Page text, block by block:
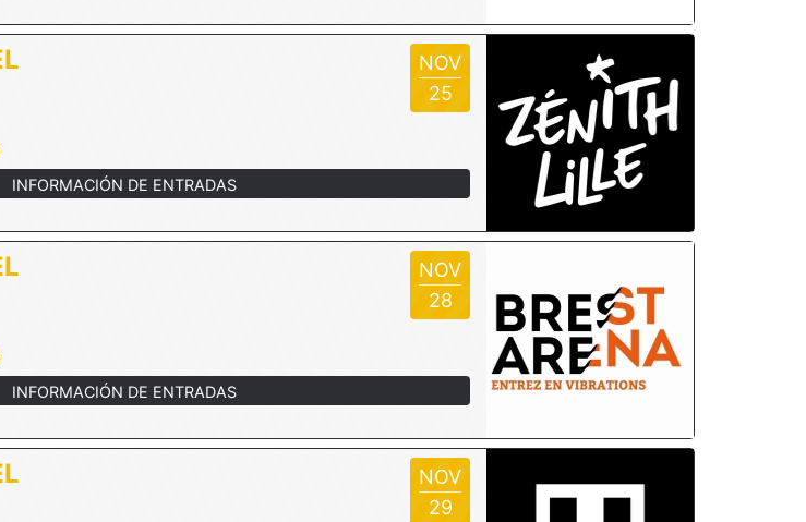
NOV
25
INFORMACIÓN DE ENTRADAS
NOV
28
INFORMACIÓN DE ENTRADAS
NOV
29